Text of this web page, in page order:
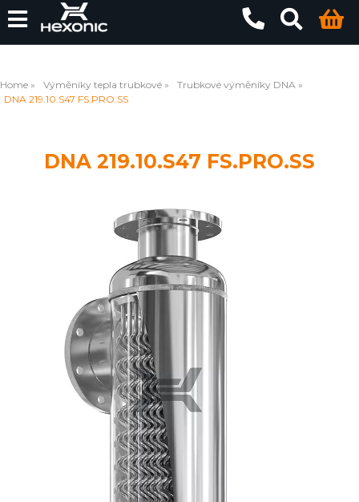
Home Výměníky tepla trubkové
Trubkové výměníky DNA
DNA 219.10.S47 FS.PRO.SS
DNA 219.10.S47 FS.PRO.SS